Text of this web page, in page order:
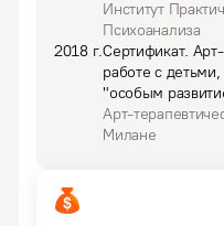
Институт
Психоанализа
2018г.Сертификат.
работе с
"особым
Арт-
Милане